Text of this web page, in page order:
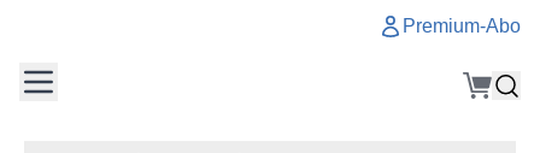
Premium-Abo